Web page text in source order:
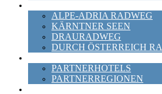
ALPE-ADRIA RADWEG
KÄRNTNER SEEN
DRAURADWEG
DURCH ÖSTERREICH
PARTNERHOTELS
PARTNERREGIONEN
MIT DEM FAHRRAD ERLEBEN